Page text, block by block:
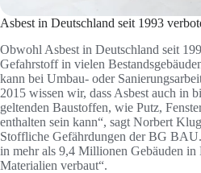
Asbest in Deutschland seit 1993
Obwohl Asbest in Deutschland seit
Gefahrstoff in vielen
kann bei Umbau- oder
2015 wissen wir, dass Asbest auch in
geltenden Baustoffen, wie Putz,
enthalten sein kann“, sagt Norbert
Stoffliche Gefährdungen der BG
in mehr als 9,4 Millionen Gebäuden in
Materialien verbaut“.